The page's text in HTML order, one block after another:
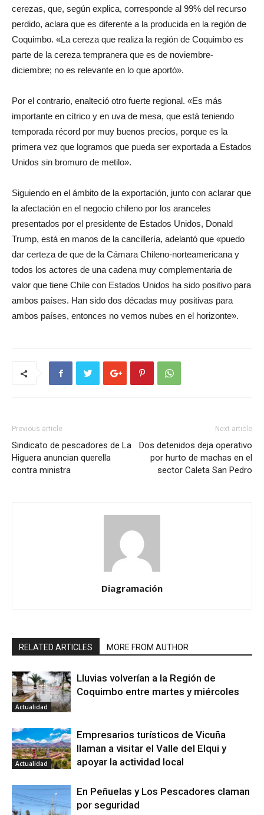
cerezas, que, según explica, corresponde al 99% del recurso
perdido, aclara que es diferente a la producida en la región de
Coquimbo. «La cereza que realiza la región de Coquimbo es
parte de la cereza tempranera que es de noviembre-
diciembre; no es relevante en lo que aportó».
Por el contrario, enalteció otro fuerte regional. «Es más
importante en cítrico y en uva de mesa, que está teniendo
temporada récord por muy buenos precios, porque es la
primera vez que logramos que pueda ser exportada a Estados
Unidos sin bromuro de metilo».
Siguiendo en el ámbito de la exportación, junto con aclarar que
la afectación en el negocio chileno por los aranceles
presentados por el presidente de Estados Unidos, Donald
Trump, está en manos de la cancillería, adelantó que «puedo
dar certeza de que de la Cámara Chileno-norteamericana y
todos los actores de una cadena muy complementaria de
valor que tiene Chile con Estados Unidos ha sido positivo para
ambos países. Han sido dos décadas muy positivas para
ambos países, entonces no vemos nubes en el horizonte».
Previous article
Sindicato de pescadores de La
Higuera anuncian querella
contra ministra
Next article
Dos detenidos deja operativo
por hurto de machas en el
sector Caleta San Pedro
Diagramación
RELATED ARTICLES MORE FROM AUTHOR
Actualidad
Lluvias volverían a la Región de
Coquimbo entre martes y miércoles
Actualidad
Empresarios turísticos de Vicuña
llaman a visitar el Valle del Elqui y
apoyar la actividad local
En Peñuelas y Los Pescadores claman
por seguridad